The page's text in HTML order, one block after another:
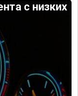
с низких